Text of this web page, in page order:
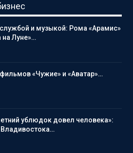
и музыкой: Рома «Арамис»
на Луне»…
«Чужие» и «Аватар»…
ублюдок довел человека»: